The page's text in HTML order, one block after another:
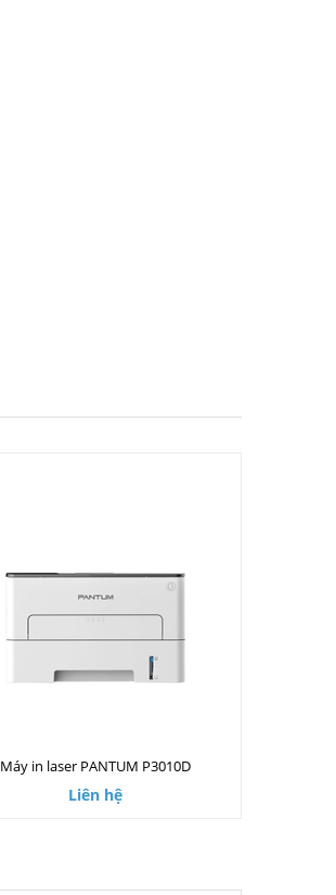
Máy in laser PANTUM P3010D
Liên hệ